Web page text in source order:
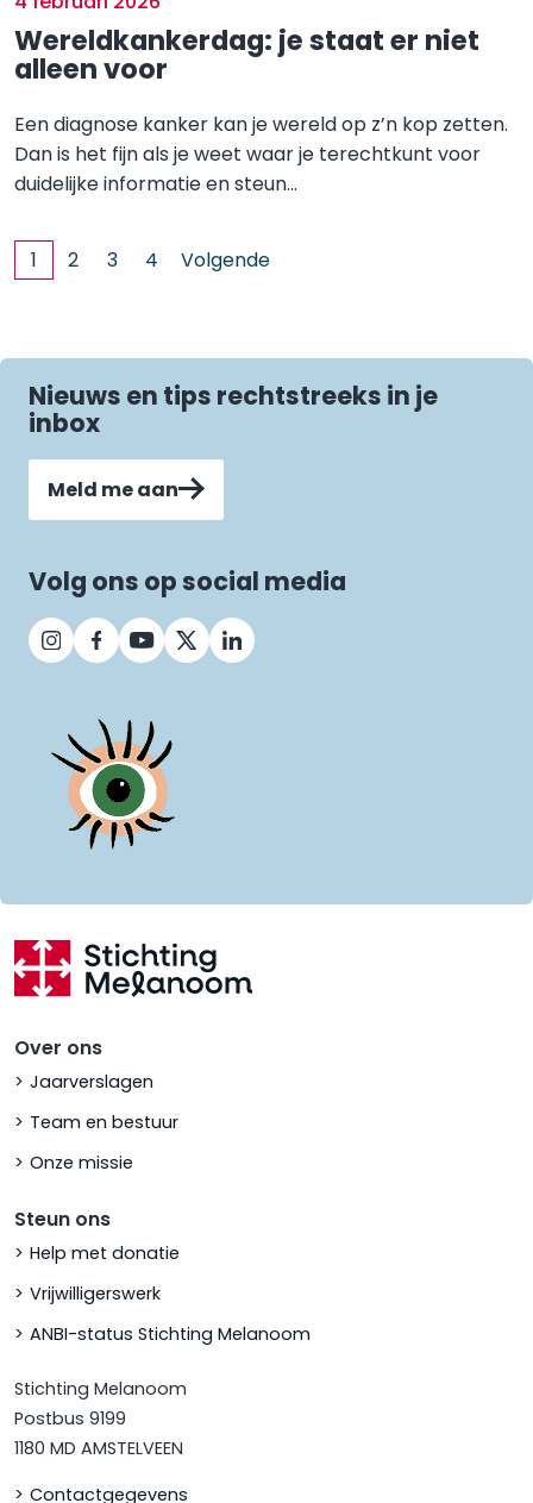
Wereldkankerdag: je staat er niet
alleen voor
Een diagnose kanker kan je wereld op z’n kop zetten.
Dan is het fijn als je weet waar je terechtkunt voor
duidelijke informatie en steun...
1 2 3 4 Volgende
Nieuws en tips rechtstreeks in je
inbox
Meld me aan
Volg ons op social media
Over ons
Jaarverslagen
Team en bestuur
Onze missie
Steun ons
Help met donatie
Vrijwilligerswerk
ANBI-status Stichting Melanoom
Stichting Melanoom
Postbus 9199
1180 MD AMSTELVEEN
Contactgegevens